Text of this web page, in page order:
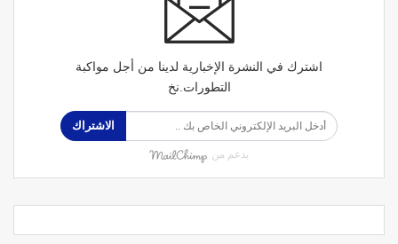
اشترك في النشرة الإخبارية لدينا من أجل مواكبة
التطورات.نخ
الاشتراك
بدعم من